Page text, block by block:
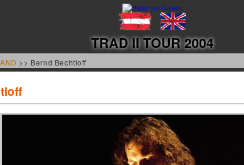
TRAD II TOUR 2004
>> Bernd Bechtloff